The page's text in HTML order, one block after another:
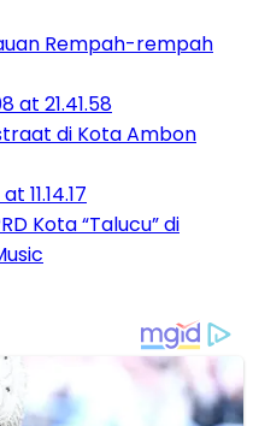
Rempah-rempah
di Kota Ambon
Kota “Talucu” di